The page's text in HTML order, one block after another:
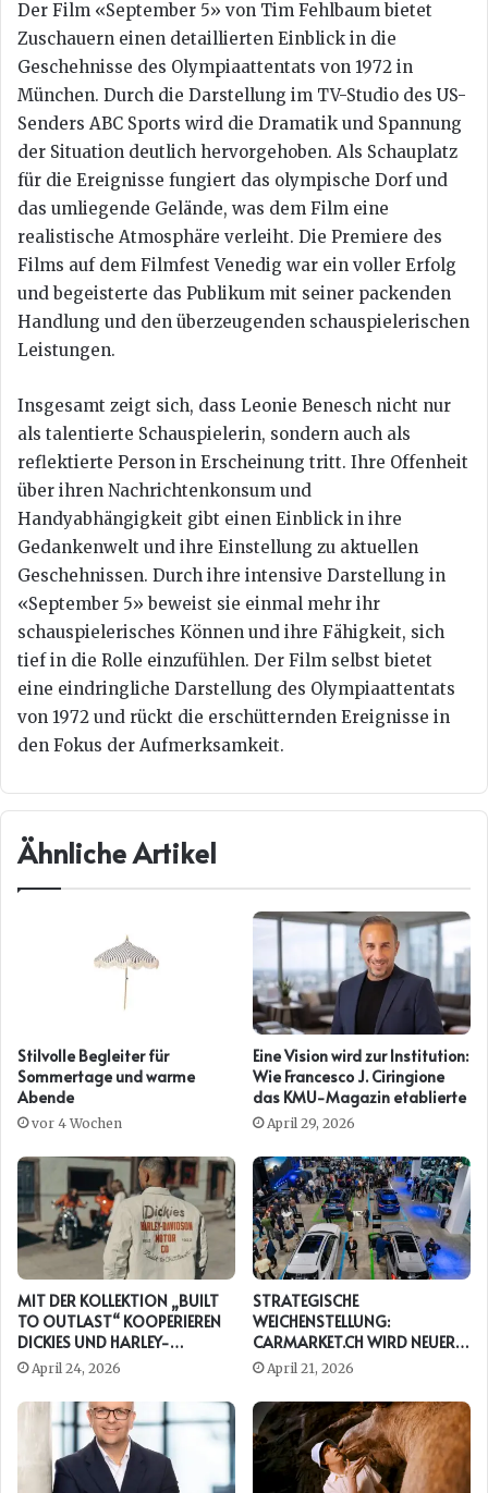
Der Film «September 5» von Tim Fehlbaum bietet
Zuschauern einen detaillierten Einblick in die
Geschehnisse des Olympiaattentats von 1972 in
München. Durch die Darstellung im TV-Studio des US-
Senders ABC Sports wird die Dramatik und Spannung
der Situation deutlich hervorgehoben. Als Schauplatz
für die Ereignisse fungiert das olympische Dorf und
das umliegende Gelände, was dem Film eine
realistische Atmosphäre verleiht. Die Premiere des
Films auf dem Filmfest Venedig war ein voller Erfolg
und begeisterte das Publikum mit seiner packenden
Handlung und den überzeugenden schauspielerischen
Leistungen.
Insgesamt zeigt sich, dass Leonie Benesch nicht nur
als talentierte Schauspielerin, sondern auch als
reflektierte Person in Erscheinung tritt. Ihre Offenheit
über ihren Nachrichtenkonsum und
Handyabhängigkeit gibt einen Einblick in ihre
Gedankenwelt und ihre Einstellung zu aktuellen
Geschehnissen. Durch ihre intensive Darstellung in
«September 5» beweist sie einmal mehr ihr
schauspielerisches Können und ihre Fähigkeit, sich
tief in die Rolle einzufühlen. Der Film selbst bietet
eine eindringliche Darstellung des Olympiaattentats
von 1972 und rückt die erschütternden Ereignisse in
den Fokus der Aufmerksamkeit.
Ähnliche Artikel
Stilvolle Begleiter für
Sommertage und warme
Abende
vor 4 Wochen
Eine Vision wird zur Institution:
Wie Francesco J. Ciringione
das KMU-Magazin etablierte
April 29, 2026
MIT DER KOLLEKTION „BUILT
TO OUTLAST“ KOOPERIEREN
DICKIES UND HARLEY-
DAVIDSON ERNEUT
April 24, 2026
STRATEGISCHE
WEICHENSTELLUNG:
CARMARKET.CH WIRD NEUER
PRESENTING PARTNER DER
AUTO ZÜRICH
April 21, 2026